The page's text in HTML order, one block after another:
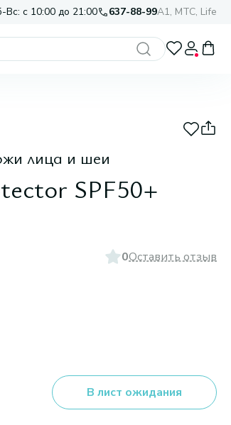
Вс: с 10:00 до 21:00 637-88-99A1, МТС, Life
лица и шеи
SPF50+
0Оставить отзыв
В лист ожидания